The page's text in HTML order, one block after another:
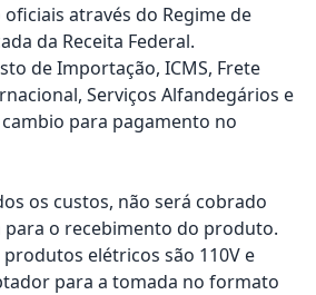
através do Regime de
da Receita Federal.
de Importação, ICMS, Frete
Serviços Alfandegários e
para pagamento no
os custos, não será cobrado
o recebimento do produto.
produtos elétricos são 110V e
para a tomada no formato